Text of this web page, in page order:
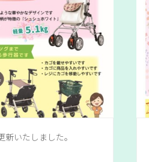
新いたしました。